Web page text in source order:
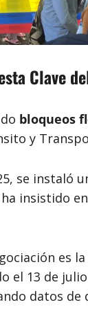
Clave
bloqueos
y
se instaló
insistido
es la
el 13 de
datos de